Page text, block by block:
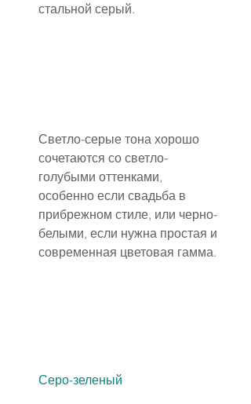
стальной серый.
Светло-серые тона хорошо
сочетаются со светло-
голубыми оттенками,
особенно если свадьба в
прибрежном стиле, или черно-
белыми, если нужна простая и
современная цветовая гамма.
Серо-зеленый